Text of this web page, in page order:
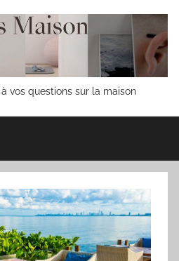
vos questions sur la maison